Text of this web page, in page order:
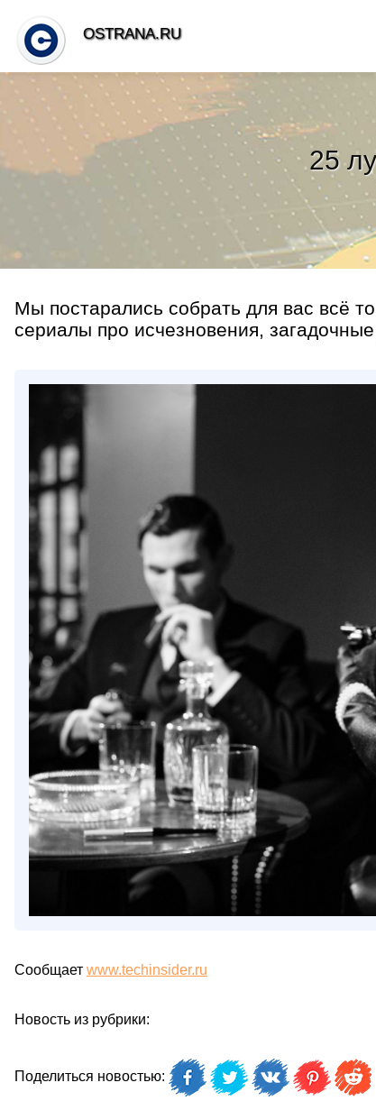
25
Мы постарались собрать для вас всё
сериалы про исчезновения,
Сообщает www.techinsider.ru
Новость из рубрики:
Поделиться новостью:
OSTRANA.RU